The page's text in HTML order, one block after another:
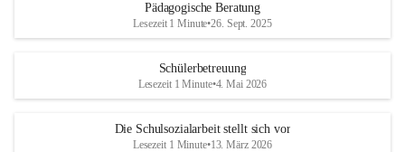
Pädagogische Beratung
Lesezeit 1 Minute•26. Sept. 2025
Schülerbetreuung
Lesezeit 1 Minute•4. Mai 2026
Die Schulsozialarbeit stellt sich vor
Lesezeit 1 Minute•13. März 2026